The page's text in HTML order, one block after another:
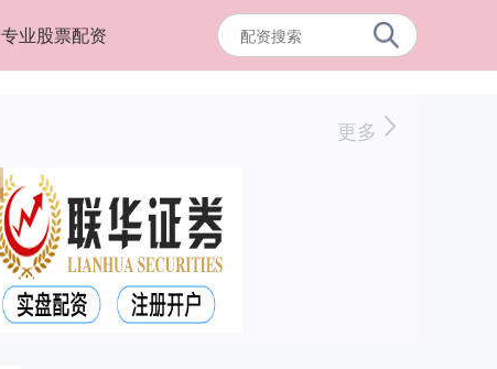
专业股票配资
更多